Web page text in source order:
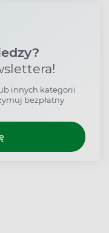
innych kategorii
bezpłatny